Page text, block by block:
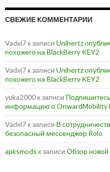
СВЕЖИЕ КОММЕНТАРИИ
Vadxl7 к записи Unihertz
похожего на BlackBerry KEY2
Vadxl7 к записи Unihertz
похожего на BlackBerry KEY2
yuka2000 к записи
информацию о OnwardMobility
Vadxl7 к записи В
безопасный мессенджер Rolo
apksmods к записи Обзор новой